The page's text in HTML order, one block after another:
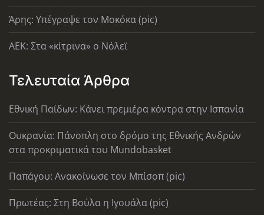
Άρης: Υπέγραψε τον Μοκόκα (pic)
AEK: Στα «κίτρινα» ο Νόλεϊ
Τελευταία Άρθρα
Εθνική Παίδων: Κάνει πρεμιέρα κόντρα στην Ισπανία
Ουκρανία: Πάνοπλη στο δρόμο της Εθνικής Ανδρών
στα προκριματικά του Mundobasket
Παπάγου: Ανακοίνωσε τον Μπίσοπ (pic)
Πρωτέας: Στη Βούλα η Ιγουάλα (pic)